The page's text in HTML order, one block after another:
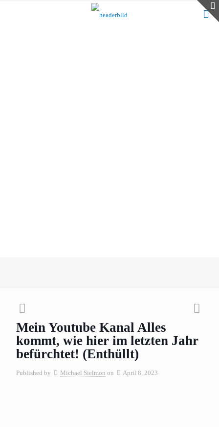
Mein Youtube Kanal Alles
kommt, wie hier im letzten Jahr
befürchtet! (Enthüllt)
Published by Michael Sielmon on April 8, 2023